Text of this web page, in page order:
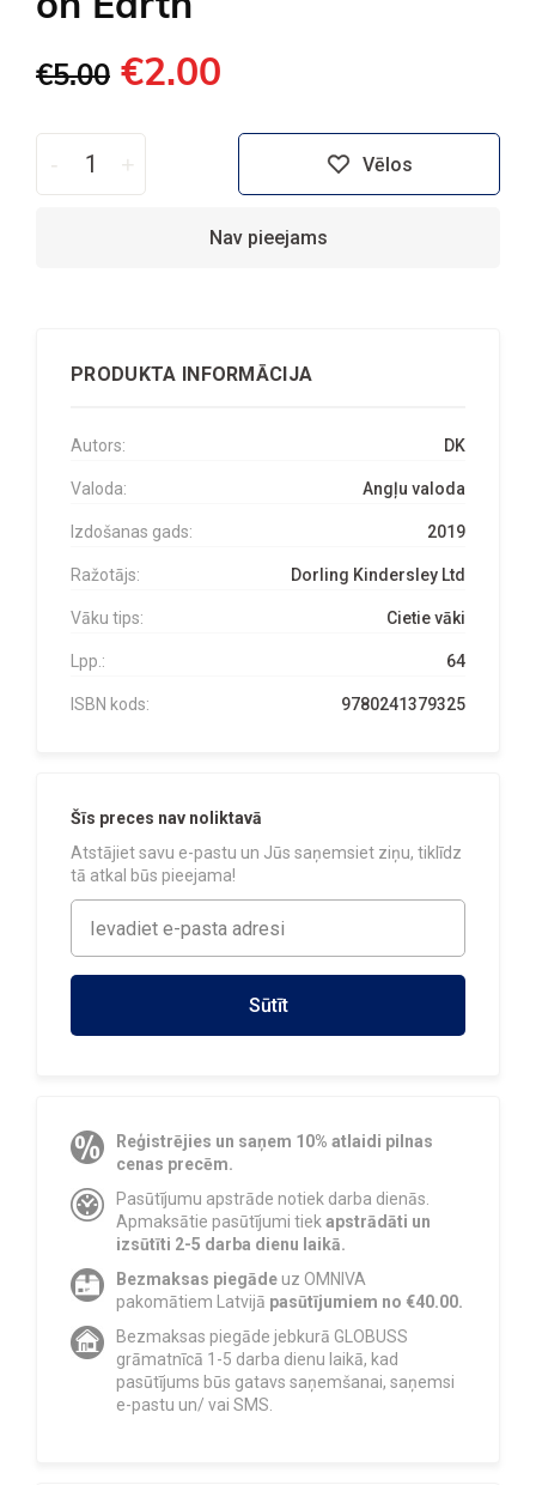
€5.00 €2.00
- + Vēlos
Nav pieejams
PRODUKTA INFORMĀCIJA
Autors: DK
Valoda: Angļu valoda
Izdošanas gads: 2019
Ražotājs: Dorling Kindersley Ltd
Vāku tips: Cietie vāki
Lpp.: 64
ISBN kods: 9780241379325
Šīs preces nav noliktavā
Atstājiet savu e-pastu un Jūs saņemsiet ziņu, tiklīdz
tā atkal būs pieejama!
Sūtīt
Reģistrējies un saņem 10% atlaidi pilnas
cenas precēm.
Pasūtījumu apstrāde notiek darba dienās.
Apmaksātie pasūtījumi tiekapstrādāti un
izsūtīti 2-5 darba dienu laikā.
Bezmaksas piegādeuz OMNIVA
pakomātiem Latvijā pasūtījumiem no €40.00.
Bezmaksas piegāde jebkurā GLOBUSS
grāmatnīcā 1-5 darba dienu laikā, kad
pasūtījums būs gatavs saņemšanai, saņemsi
e-pastu un/ vai SMS.